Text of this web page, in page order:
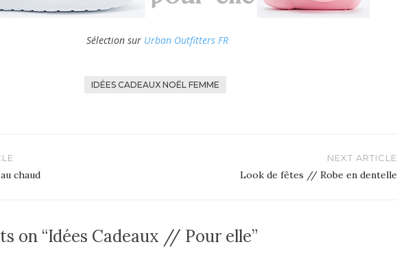
Sélection sur Urban Outfitters FR
IDÉES CADEAUX NOËL FEMME
chaud
NEXT ARTICLE
Look de fêtes // Robe en dentelle
on “Idées Cadeaux // Pour elle”